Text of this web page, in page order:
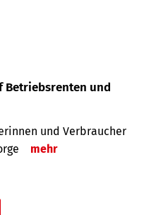
Betriebsrenten und
und Verbraucher
mehr